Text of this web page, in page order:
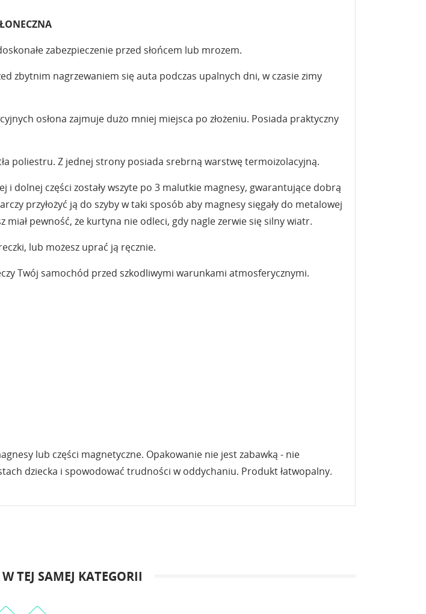
zabezpieczenie przed słońcem lub mrozem.
zbytnim nagrzewaniem się auta podczas upalnych dni, w czasie zimy
osłona zajmuje dużo mniej miejsca po złożeniu. Posiada praktyczny
poliestru. Z jednej strony posiada srebrną warstwę termoizolacyjną.
dolnej części zostały wszyte po 3 malutkie magnesy, gwarantujące dobrą
przyłożyć ją do szyby w taki sposób aby magnesy sięgały do metalowej
pewność, że kurtyna nie odleci, gdy nagle zerwie się silny wiatr.
lub możesz uprać ją ręcznie.
Twój samochód przed szkodliwymi warunkami atmosferycznymi.
lub części magnetyczne. Opakowanie nie jest zabawką - nie
dziecka i spowodować trudności w oddychaniu. Produkt łatwopalny.
TEJ SAMEJ KATEGORII